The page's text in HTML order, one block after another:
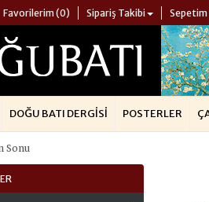
Favorilerim (0) Sipariş Takibi Sepetim
DOĞU BATI DERGISI POSTERLER
Sonu